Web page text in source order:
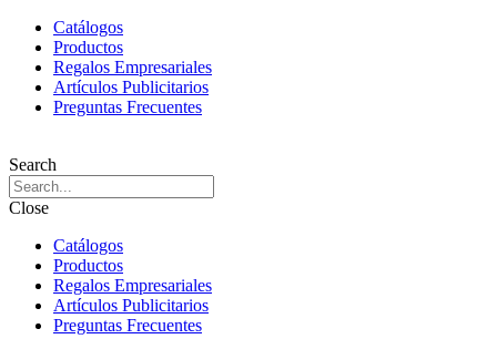
Catálogos
Productos
Regalos Empresariales
Artículos Publicitarios
Preguntas Frecuentes
Search
Close
Catálogos
Productos
Regalos Empresariales
Artículos Publicitarios
Preguntas Frecuentes